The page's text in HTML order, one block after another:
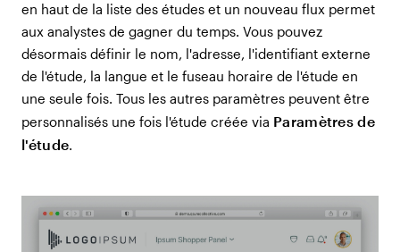
en haut de la liste des études et un nouveau flux permet
aux analystes de gagner du temps. Vous pouvez
désormais définir le nom, l'adresse, l'identifiant externe
de l'étude, la langue et le fuseau horaire de l'étude en
une seule fois. Tous les autres paramètres peuvent être
personnalisés une fois l'étude créée via Paramètres de
l'étude.